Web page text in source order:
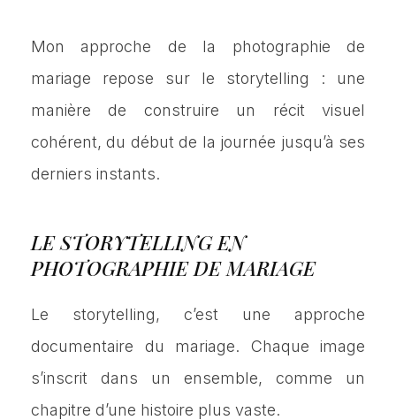
Mon approche de la photographie de
mariage repose sur le storytelling : une
manière de construire un récit visuel
cohérent, du début de la journée jusqu’à ses
derniers instants.
LE STORYTELLING EN
PHOTOGRAPHIE DE MARIAGE
Le storytelling, c’est une approche
documentaire du mariage. Chaque image
s’inscrit dans un ensemble, comme un
chapitre d’une histoire plus vaste.